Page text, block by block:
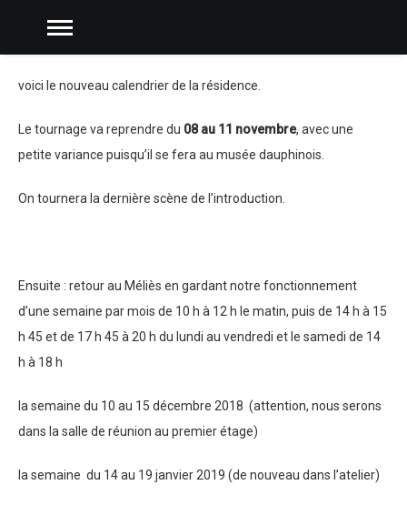
voici le nouveau calendrier de la résidence.
Le tournage va reprendre du 08 au 11 novembre, avec une
petite variance puisqu’il se fera au musée dauphinois.
On tournera la dernière scène de l’introduction.
Ensuite : retour au Méliès en gardant notre fonctionnement
d’une semaine par mois de 10 h à 12 h le matin, puis de 14 h à 15
h 45 et de 17 h 45 à 20 h du lundi au vendredi et le samedi de 14
h à 18 h
la semaine du 10 au 15 décembre 2018 (attention, nous serons
dans la salle de réunion au premier étage)
la semaine du 14 au 19 janvier 2019 (de nouveau dans l’atelier)